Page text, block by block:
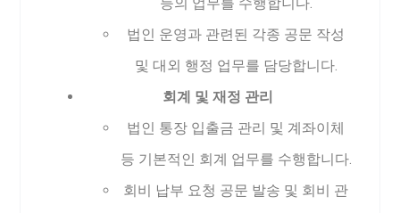
법인 운영과 관련된 각종 공문 작성
및 대외 행정 업무를 담당합니다.
회계 및 재정 관리
법인 통장 입출금 관리 및 계좌이체
등 기본적인 회계 업무를 수행합니다.
회비 납부 요청 공문 발송 및 회비 관